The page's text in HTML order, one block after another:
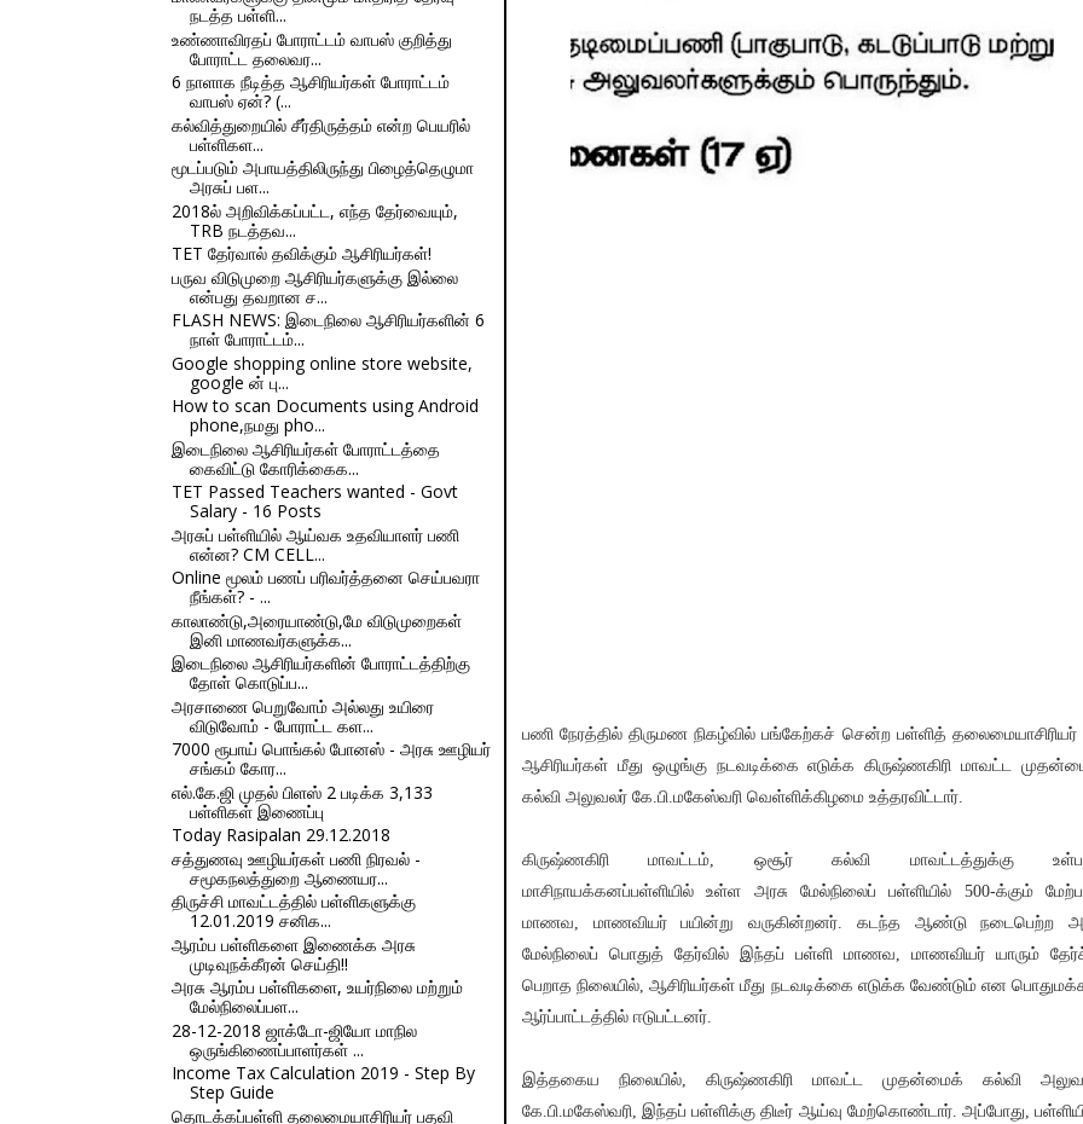
நடத்த பள்ளி...
உண்ணாவிரதப் போராட்டம் வாபஸ் குறித்து
போராட்ட தலைவர...
6 நாளாக நீடித்த ஆசிரியர்கள் போராட்டம்
வாபஸ் ஏன்? (...
கல்வித்துறையில் சீர்திருத்தம் என்ற பெயரில்
பள்ளிகள...
மூடப்படும் அபாயத்திலிருந்து பிழைத்தெழுமா
அரசுப் பள...
2018ல் அறிவிக்கப்பட்ட, எந்த தேர்வையும்,
TRB நடத்தவ...
TET தேர்வால் தவிக்கும் ஆசிரியர்கள்!
பருவ விடுமுறை ஆசிரியர்களுக்கு இல்லை
என்பது தவறான ச...
FLASH NEWS: இடைநிலை ஆசிரியர்களின் 6
நாள் போராட்டம்...
Google shopping online store website,
google ன் பு...
How to scan Documents using Android
phone,நமது pho...
இடைநிலை ஆசிரியர்கள் போராட்டத்தை
கைவிட்டு கோரிக்கைக...
TET Passed Teachers wanted - Govt
Salary - 16 Posts
அரசுப் பள்ளியில் ஆய்வக உதவியாளர் பணி
என்ன? CM CELL...
Online மூலம் பணப் பரிவர்த்தனை செய்பவரா
நீங்கள்? - ...
காலாண்டு,அரையாண்டு,மே விடுமுறைகள்
இனி மாணவர்களுக்க...
இடைநிலை ஆசிரியர்களின் போராட்டத்திற்கு
தோள் கொடுப்ப...
அரசாணை பெறுவோம் அல்லது உயிரை
விடுவோம் - போராட்ட கள...
7000 ரூபாய் பொங்கல் போனஸ் - அரசு ஊழியர்
சங்கம் கோர...
எல்.கே.ஜி முதல் பிளஸ் 2 படிக்க 3,133
பள்ளிகள் இணைப்பு
Today Rasipalan 29.12.2018
சத்துணவு ஊழியர்கள் பணி நிரவல் -
சமூகநலத்துறை ஆணையர...
திருச்சி மாவட்டத்தில் பள்ளிகளுக்கு
12.01.2019 சனிக...
ஆரம்ப பள்ளிகளை இணைக்க அரசு
முடிவுநக்கீரன் செய்தி!!
அரசு ஆரம்ப பள்ளிகளை, உயர்நிலை மற்றும்
மேல்நிலைப்பள...
28-12-2018 ஜாக்டோ-ஜியோ மாநில
ஒருங்கிணைப்பாளர்கள் ...
Income Tax Calculation 2019 - Step By
Step Guide
தொடக்கப்பள்ளி தலைமையாசிரியர் பதவி
பணி நேரத்தில் திருமண நிகழ்வில் பங்கேற்கச் சென்ற பள்ளித் தலைமையாசிரியர்
ஆசிரியர்கள் மீது ஒழுங்கு நடவடிக்கை எடுக்க கிருஷ்ணகிரி மாவட்ட
கல்வி அலுவலர் கே.பி.மகேஸ்வரி வெள்ளிக்கிழமை உத்தரவிட்டார்.
கிருஷ்ணகிரி மாவட்டம், ஒசூர் கல்வி மாவட்டத்துக்கு
மாசிநாயக்கனப்பள்ளியில் உள்ள அரசு மேல்நிலைப் பள்ளியில் 500-க்கும்
மாணவ, மாணவியர் பயின்று வருகின்றனர். கடந்த ஆண்டு நடைபெற்ற
மேல்நிலைப் பொதுத் தேர்வில் இந்தப் பள்ளி மாணவ, மாணவியர் யாரும்
பெறாத நிலையில், ஆசிரியர்கள் மீது நடவடிக்கை எடுக்க வேண்டும் என
ஆர்ப்பாட்டத்தில் ஈடுபட்டனர்.
இத்தகைய நிலையில், கிருஷ்ணகிரி மாவட்ட முதன்மைக் கல்வி
கே.பி.மகேஸ்வரி, இந்தப் பள்ளிக்கு திடீர் ஆய்வு மேற்கொண்டார். அப்போது,